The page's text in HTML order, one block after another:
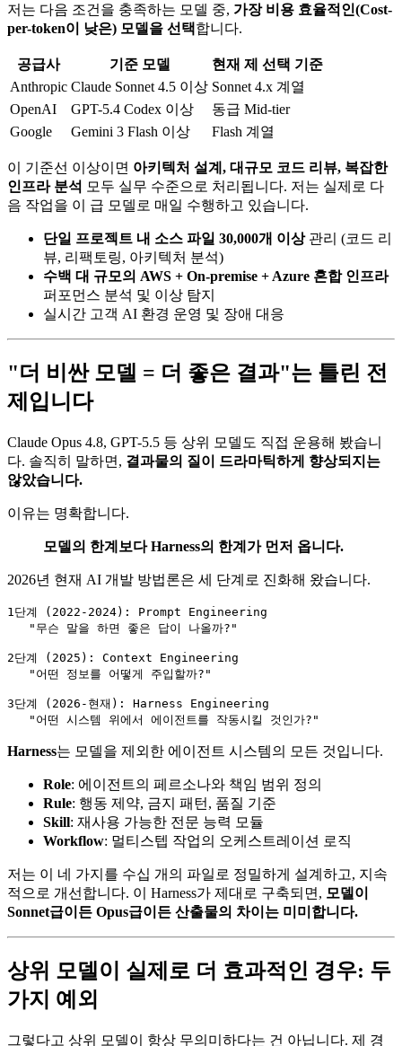
저는 다음 조건을 충족하는 모델 중, 가장 비용 효율적인(Cost-
per-token이 낮은) 모델을 선택합니다.
공급사 기준 모델
현재 제 선택 기준
Anthropic Claude Sonnet 4.5 이상 Sonnet 4.x 계열
OpenAI
GPT-5.4 Codex 이상
동급 Mid-tier
Google
Gemini 3 Flash 이상 Flash 계열
이 기준선 이상이면 아키텍처 설계, 대규모 코드 리뷰, 복잡한
인프라 분석 모두 실무 수준으로 처리됩니다. 저는 실제로 다
음 작업을 이 급 모델로 매일 수행하고 있습니다.
단일 프로젝트 내 소스 파일 30,000개 이상관리 (코드 리
뷰, 리팩토링, 아키텍처 분석)
수백 대 규모의 AWS + On-premise + Azure 혼합 인프라
퍼포먼스 분석 및 이상 탐지
실시간 고객 AI 환경 운영 및 장애 대응
"더 비싼 모델 = 더 좋은 결과"는 틀린 전
제입니다
Claude Opus 4.8, GPT-5.5 등 상위 모델도 직접 운용해 봤습니
다. 솔직히 말하면, 결과물의 질이 드라마틱하게 향상되지는
않았습니다.
이유는 명확합니다.
모델의 한계보다 Harness의 한계가 먼저 옵니다.
2026년 현재 AI 개발 방법론은 세 단계로 진화해 왔습니다.
1단계 (2022-2024): Prompt Engineering
   "무슨 말을 하면 좋은 답이 나올까?"
2단계 (2025): Context Engineering
   "어떤 정보를 어떻게 주입할까?"
3단계 (2026-현재): Harness Engineering
Harness는 모델을 제외한 에이전트 시스템의 모든 것입니다.
Role: 에이전트의 페르소나와 책임 범위 정의
Rule: 행동 제약, 금지 패턴, 품질 기준
Skill: 재사용 가능한 전문 능력 모듈
Workflow: 멀티스텝 작업의 오케스트레이션 로직
저는 이 네 가지를 수십 개의 파일로 정밀하게 설계하고, 지속
적으로 개선합니다. 이 Harness가 제대로 구축되면, 모델이
Sonnet급이든 Opus급이든 산출물의 차이는 미미합니다.
상위 모델이 실제로 더 효과적인 경우: 두
가지 예외
그렇다고 상위 모델이 항상 무의미하다는 건 아닙니다. 제 경